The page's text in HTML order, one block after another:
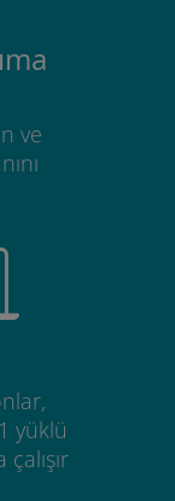
ve
yüklü